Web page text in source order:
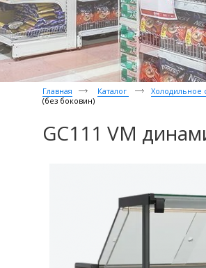
Главная Каталог Холодильное
(без боковин)
GC111 VM